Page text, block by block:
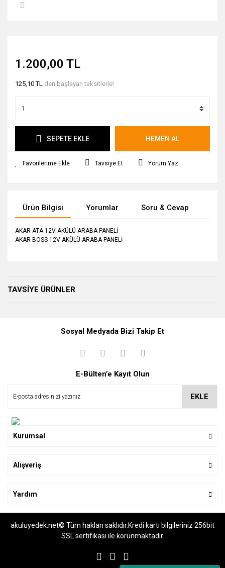
1.200,00 TL
125,10 TL den başlayan taksitlerle!
SEPETE EKLE HEMEN AL
Tavsiye Et Yorum Yaz
Ürün Bilgisi Yorumlar Soru & Cevap
AKAR ATA 12V AKÜLÜ ARABA PANELİ
AKAR BOSS 12V AKÜLÜ ARABA PANELİ
TAVSİYE ÜRÜNLER
1.000,00 TL
Sosyal Medyada Bizi Takip Et
E-Bülten’e Kayıt Olun
EKLE
Kurumsal
Alışveriş
Yardım
akuluyedek.net© Tüm hakları saklıdır.Kredi kartı bilgileriniz 256bit
SSL sertifikası ile korunmaktadır.